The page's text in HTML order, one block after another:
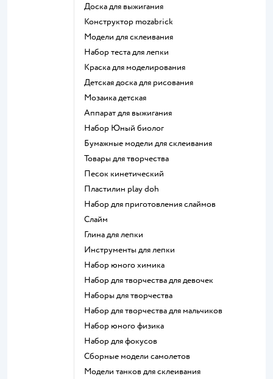
Доска для выжигания
Конструктор mozabrick
Модели для склеивания
Набор теста для лепки
Краска для моделирования
Детская доска для рисования
Мозаика детская
Аппарат для выжигания
набор Юный биолог
Бумажные модели для склеивания
Товары для творчества
Песок кинетический
Пластилин play doh
Набор для приготовления слаймов
Слайм
Глина для лепки
Инструменты для лепки
Набор юного химика
Набор для творчества для девочек
Наборы для творчества
Набор для творчества для мальчиков
Набор юного физика
Набор для фокусов
Сборные модели самолетов
Модели танков для склеивания